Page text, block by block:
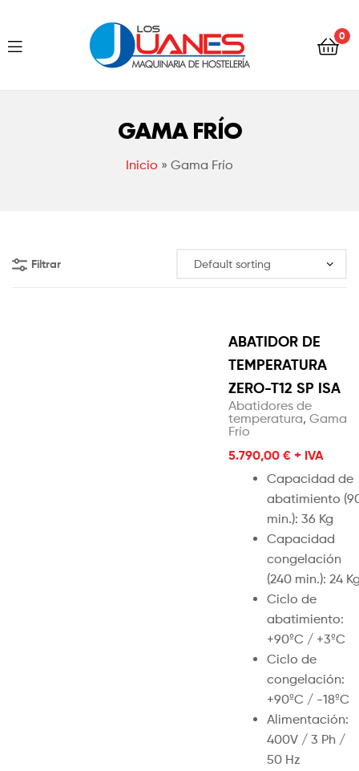
Los
Juanes
0
GAMA FRÍO
Inicio » Gama Frío
Los
Filtrar
ABATIDOR DE
TEMPERATURA
ZERO-T12 SP ISA
Abatidores de
temperatura, Gama
Frío
5.790,00 € + IVA
Capacidad de
abatimiento
min.): 36 Kg
Capacidad
congelación
(240 min.): 24
Ciclo de
abatimiento:
+90ºC / +3ºC
Ciclo de
congelación:
+90ºC / -18ºC
Alimentación:
400V / 3 Ph /
50 Hz